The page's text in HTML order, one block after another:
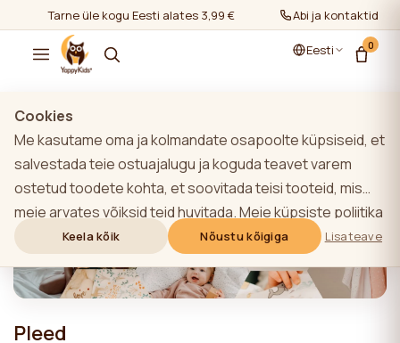
Tarne üle kogu Eesti alates 3,99 € Abi ja kontaktid
Eesti 0
Pleed
Cookies
Me kasutame oma ja kolmandate osapoolte küpsiseid, et
salvestada teie ostuajalugu ja koguda teavet varem
ostetud toodete kohta, et soovitada teisi tooteid, mis
meie arvates võiksid teid huvitada. Meie küpsiste poliitika
kohta lisateabe saamiseks klõpsake nupule "Lisateave".
Võite nõustuda kõigi küpsiste kasutamisega, klõpsates
nupule "Nõustu kõigiga" või lükata need tagasi,
klõpsab nupule "Keela kõik", salvestatakse veebisaidil
Keela kõik Nõustu kõigiga Lisateave